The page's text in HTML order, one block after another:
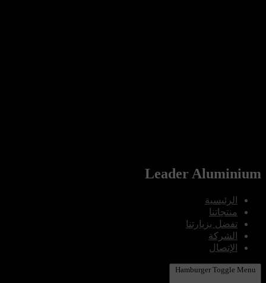
Leader Aluminium
الرئيسية
منتجاتنا
تفضل بزيارتنا
الشركة
الإتصال
Hamburger Toggle Menu